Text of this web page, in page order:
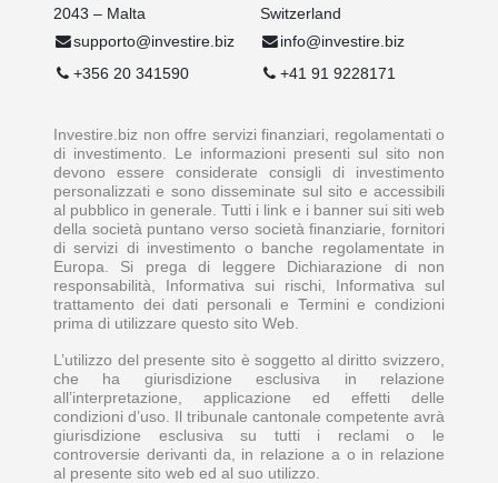
2043 – Malta
supporto@investire.biz
+356 20 341590
Switzerland
info@investire.biz
+41 91 9228171
Investire.biz non offre servizi finanziari, regolamentati o
di investimento. Le informazioni presenti sul sito non
devono essere considerate consigli di investimento
personalizzati e sono disseminate sul sito e accessibili
al pubblico in generale. Tutti i link e i banner sui siti web
della società puntano verso società finanziarie, fornitori
di servizi di investimento o banche regolamentate in
Europa. Si prega di leggere Dichiarazione di non
responsabilità, Informativa sui rischi, Informativa sul
trattamento dei dati personali e Termini e condizioni
prima di utilizzare questo sito Web.
L’utilizzo del presente sito è soggetto al diritto svizzero,
che ha giurisdizione esclusiva in relazione
all’interpretazione, applicazione ed effetti delle
condizioni d’uso. Il tribunale cantonale competente avrà
giurisdizione esclusiva su tutti i reclami o le
controversie derivanti da, in relazione a o in relazione
al presente sito web ed al suo utilizzo.